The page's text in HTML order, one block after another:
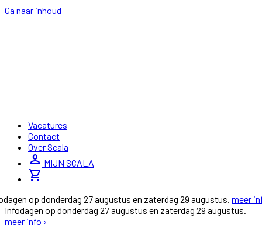
Ga naar inhoud
Vacatures
Contact
Over Scala
person MIJN SCALA
shopping_cart
op donderdag 27 augustus en zaterdag 29 augustus. meer
Infodagen op donderdag 27 augustus en zaterdag 29 augustus.
meer info ›